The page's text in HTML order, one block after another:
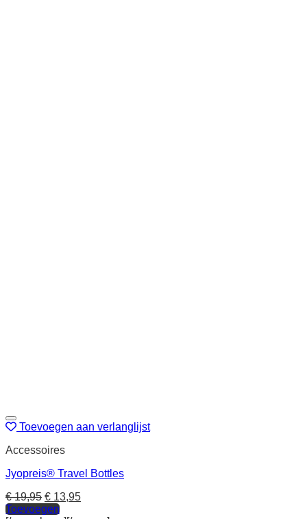
Toevoegen aan verlanglijst
Accessoires
Jyopreis® Travel Bottles
€19,95 € 13,95
Toevoegen